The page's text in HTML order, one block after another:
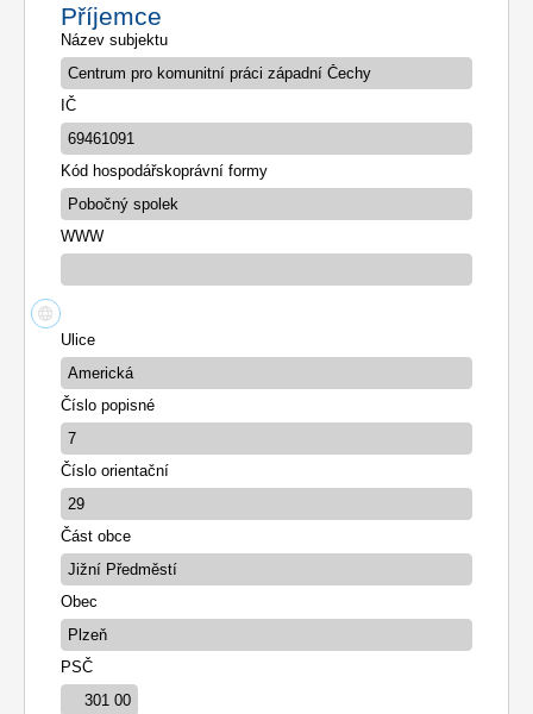
Příjemce
Název subjektu
IČ
Kód hospodářskoprávní formy
WWW
Ulice
Číslo popisné
Číslo orientační
Část obce
Obec
PSČ